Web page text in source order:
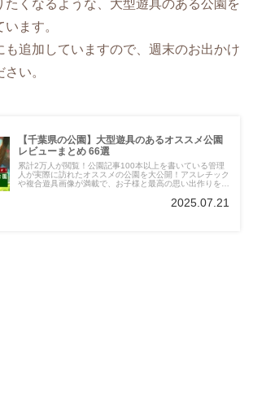
たくなるような、大型遊具のある公園を
ます。
も追加していますので、週末のお出かけ
い。
【千葉県の公園】大型遊具のあるオススメ公園
レビューまとめ 66選
累計2万人が閲覧！公園記事100本以上を書いている管理
人が実際に訪れたオススメの公園を大公開！アスレチック
や複合遊具画像が満載で、お子様と最高の思い出作りをサ
2025.07.21